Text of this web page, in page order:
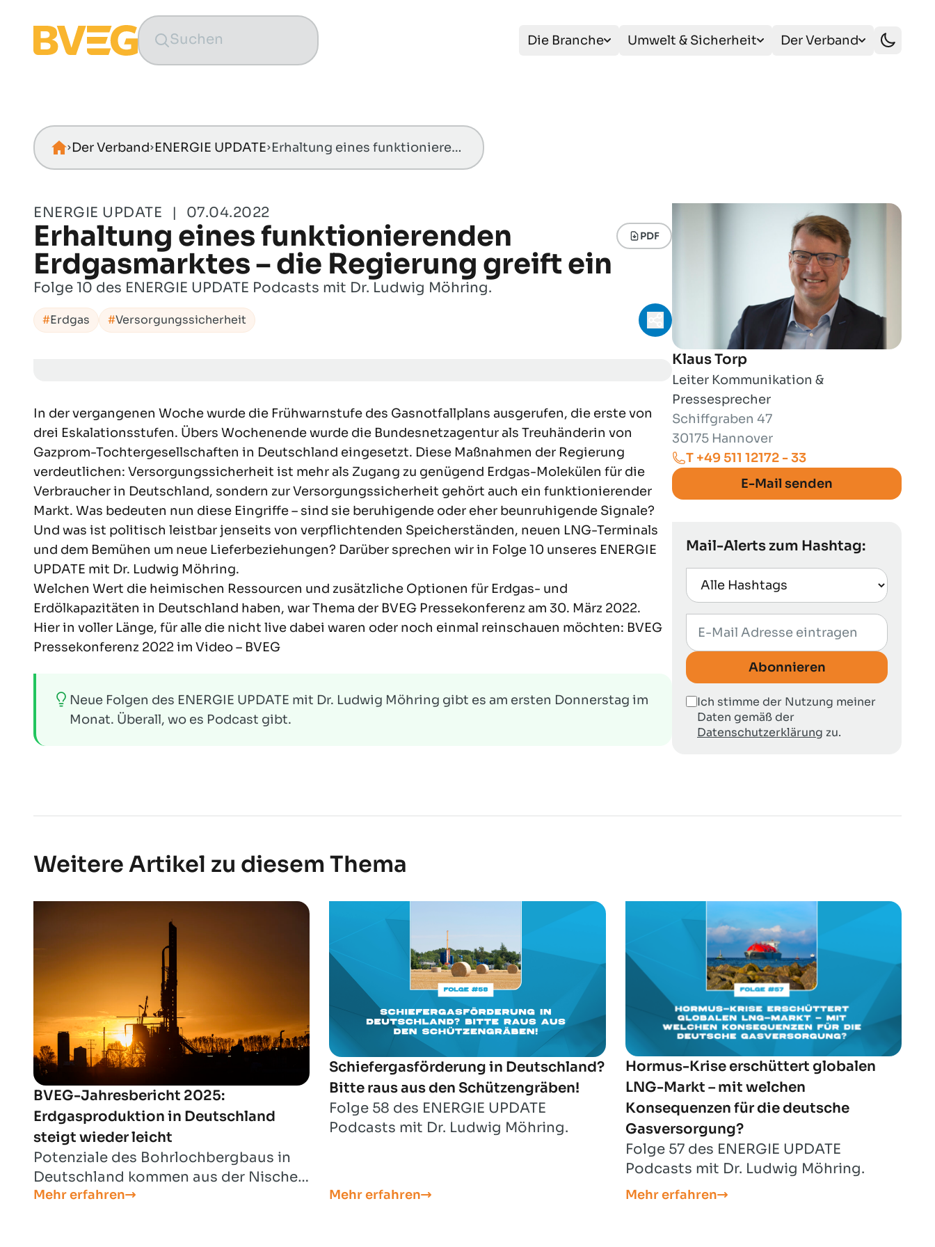
Die Branche Umwelt & Sicherheit Der Verband
Der Verband ENERGIE UPDATE Erhaltung eines funktionierenden Erdgasmarktes – die Regierung greift ein
ENERGIE UPDATE | 07.04.2022
Erhaltung eines funktionierenden
Erdgasmarktes – die Regierung greift ein
PDF
Folge 10 des ENERGIE UPDATE Podcasts mit Dr. Ludwig Möhring.
Erdgas Versorgungssicherheit Teilen-Menü öffnen
In der vergangenen Woche wurde die Frühwarnstufe des Gasnotfallplans ausgerufen, die erste von
drei Eskalationsstufen. Übers Wochenende wurde die Bundesnetzagentur als Treuhänderin von
Gazprom-Tochtergesellschaften in Deutschland eingesetzt. Diese Maßnahmen der Regierung
verdeutlichen: Versorgungssicherheit ist mehr als Zugang zu genügend Erdgas-Molekülen für die
Verbraucher in Deutschland, sondern zur Versorgungssicherheit gehört auch ein funktionierender
Markt. Was bedeuten nun diese Eingriffe – sind sie beruhigende oder eher beunruhigende Signale?
Und was ist politisch leistbar jenseits von verpflichtenden Speicherständen, neuen LNG-Terminals
und dem Bemühen um neue Lieferbeziehungen? Darüber sprechen wir in Folge 10 unseres ENERGIE
UPDATE mit Dr. Ludwig Möhring.
Welchen Wert die heimischen Ressourcen und zusätzliche Optionen für Erdgas- und
Erdölkapazitäten in Deutschland haben, war Thema der BVEG Pressekonferenz am 30. März 2022.
Hier in voller Länge, für alle die nicht live dabei waren oder noch einmal reinschauen möchten: BVEG
Pressekonferenz 2022 im Video – BVEG
Neue Folgen des ENERGIE UPDATE mit Dr. Ludwig Möhring gibt es am ersten Donnerstag im
Monat. Überall, wo es Podcast gibt.
Klaus Torp
Leiter Kommunikation &
Pressesprecher
Schiffgraben 47
30175 Hannover
T +49 511 12172 - 33
E-Mail senden
Mail-Alerts zum Hashtag:
Abonnieren
Ich stimme der Nutzung meiner
Daten gemäß der
Datenschutzerklärung zu.
Weitere Artikel zu diesem Thema
BVEG-Jahresbericht 2025:
Erdgasproduktion in Deutschland
steigt wieder leicht
Potenziale des Bohrlochbergbaus in
Deutschland kommen aus der Nische:
Neben Erdgas und Erdöl werden
Mehr erfahren
Schiefergasförderung in Deutschland?
Bitte raus aus den Schützengräben!
Folge 58 des ENERGIE UPDATE
Podcasts mit Dr. Ludwig Möhring.
Mehr erfahren
Hormus-Krise erschüttert globalen
LNG-Markt – mit welchen
Konsequenzen für die deutsche
Gasversorgung?
Folge 57 des ENERGIE UPDATE
Podcasts mit Dr. Ludwig Möhring.
Mehr erfahren